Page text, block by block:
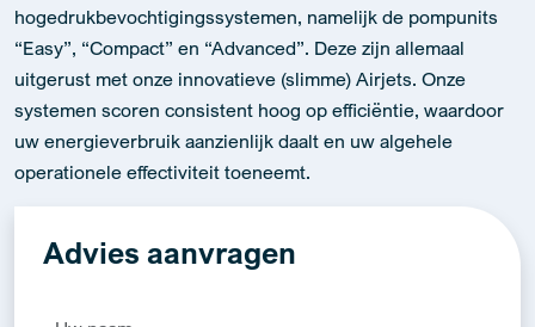
hogedrukbevochtigingssystemen, namelijk de pompunits
“Easy”, “Compact” en “Advanced”. Deze zijn allemaal
uitgerust met onze innovatieve (slimme) Airjets. Onze
systemen scoren consistent hoog op efficiëntie, waardoor
uw energieverbruik aanzienlijk daalt en uw algehele
operationele effectiviteit toeneemt.
Advies aanvragen